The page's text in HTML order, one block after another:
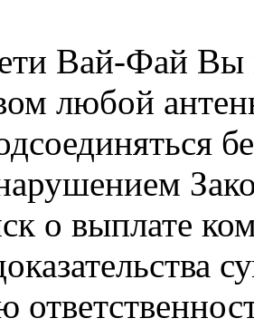
Вай-Фай Вы
любой
о выплате